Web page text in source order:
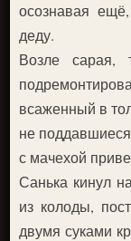
осознавая
деду.
Возле сарая,
всаженный в
не
с мачехой
Санька кинул
из колоды,
двумя суками